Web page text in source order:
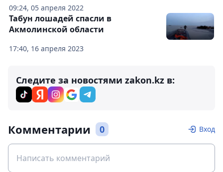
09:24, 05 апреля 2022
17:40, 16 апреля 2023
Табун лошадей спасли в
Акмолинской области
Следите за новостями zakon.kz в:
Комментарии 0 Вход